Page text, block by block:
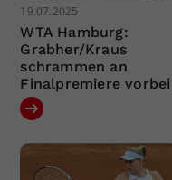
19.07.2025
WTA Hamburg:
Grabher/Kraus
schrammen an
Finalpremiere vorbei